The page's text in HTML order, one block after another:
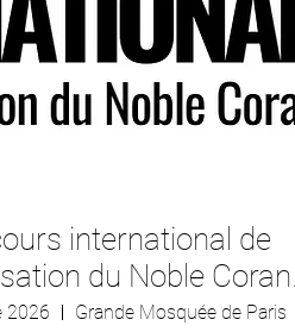
international de
du Noble
édition - 2026
2026
Grande Mosquée de Paris